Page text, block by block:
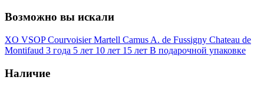
Возможно вы искали
XO VSOPCourvoisierMartell Camus A. de Fussigny Chateau de
Montifaud 3 года 5 лет 10 лет 15 лет В подарочной упаковке
Наличие